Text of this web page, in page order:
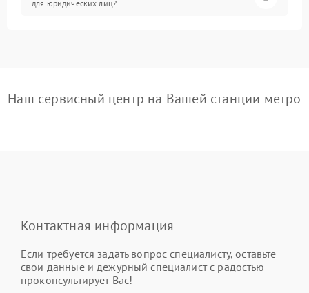
для юридических лиц?
Наш сервисный центр на Вашей станции метро
Контактная информация
Если требуется задать вопрос специалисту, оставьте
свои данные и дежурный специалист с радостью
проконсультирует Вас!